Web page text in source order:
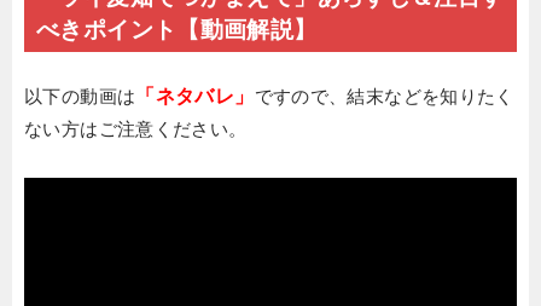
べきポイント【動画解説】
以下の動画は 「ネタバレ」 ですので、結末などを知りたく
ない方はご注意ください。